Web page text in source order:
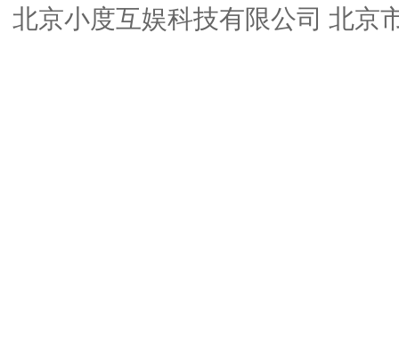
北京小度互娱科技有限公司 北京